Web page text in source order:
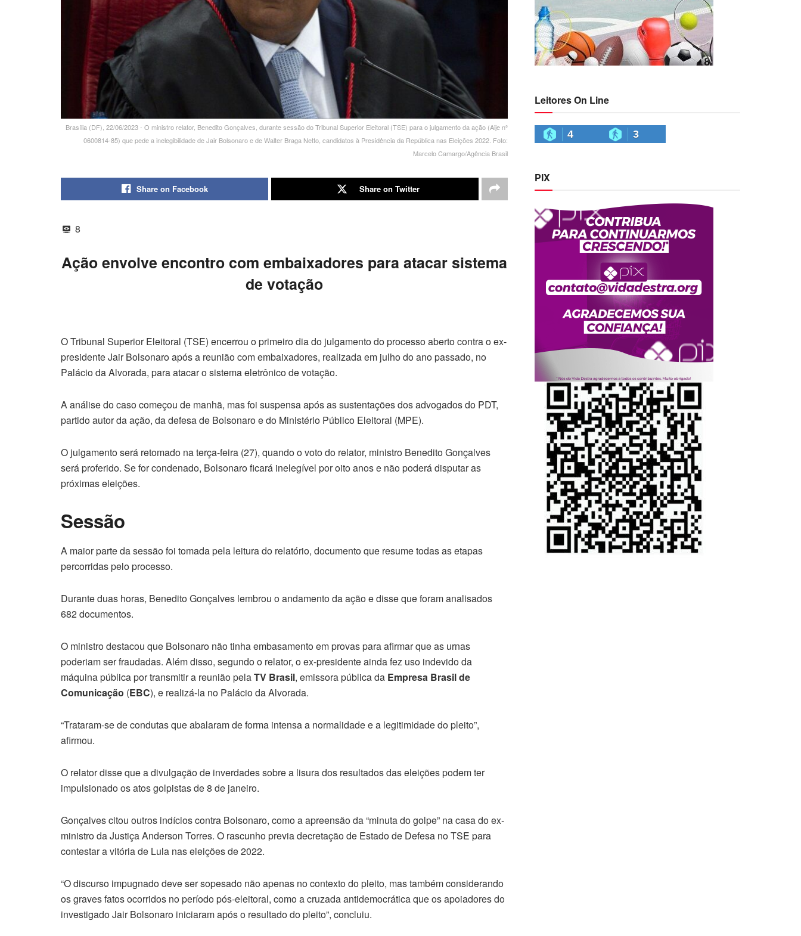
Brasília (DF), 22/06/2023 - O ministro relator, Benedito Gonçalves, durante sessão do Tribunal Superior Eleitoral (TSE) para o julgamento da ação (Aije nº
0600814-85) que pede a inelegibilidade de Jair Bolsonaro e de Walter Braga Netto, candidatos à Presidência da República nas Eleições 2022. Foto:
Marcelo Camargo/Agência Brasil
Share on Facebook Share on Twitter
8
Ação envolve encontro com embaixadores para atacar sistema
de votação
O Tribunal Superior Eleitoral (TSE) encerrou o primeiro dia do julgamento do processo aberto contra o ex-
presidente Jair Bolsonaro após a reunião com embaixadores, realizada em julho do ano passado, no
Palácio da Alvorada, para atacar o sistema eletrônico de votação.
A análise do caso começou de manhã, mas foi suspensa após as sustentações dos advogados do PDT,
partido autor da ação, da defesa de Bolsonaro e do Ministério Público Eleitoral (MPE).
O julgamento será retomado na terça-feira (27), quando o voto do relator, ministro Benedito Gonçalves
será proferido. Se for condenado, Bolsonaro ficará inelegível por oito anos e não poderá disputar as
próximas eleições.
Sessão
A maior parte da sessão foi tomada pela leitura do relatório, documento que resume todas as etapas
percorridas pelo processo.
Durante duas horas, Benedito Gonçalves lembrou o andamento da ação e disse que foram analisados
682 documentos.
O ministro destacou que Bolsonaro não tinha embasamento em provas para afirmar que as urnas
poderiam ser fraudadas. Além disso, segundo o relator, o ex-presidente ainda fez uso indevido da
máquina pública por transmitir a reunião pelaTV Brasil, emissora pública da Empresa Brasil de
Comunicação (EBC), e realizá-la no Palácio da Alvorada.
“Trataram-se de condutas que abalaram de forma intensa a normalidade e a legitimidade do pleito”,
afirmou.
O relator disse que a divulgação de inverdades sobre a lisura dos resultados das eleições podem ter
impulsionado os atos golpistas de 8 de janeiro.
Gonçalves citou outros indícios contra Bolsonaro, como a apreensão da “minuta do golpe” na casa do ex-
ministro da Justiça Anderson Torres. O rascunho previa decretação de Estado de Defesa no TSE para
contestar a vitória de Lula nas eleições de 2022.
“O discurso impugnado deve ser sopesado não apenas no contexto do pleito, mas também considerando
os graves fatos ocorridos no período pós-eleitoral, como a cruzada antidemocrática que os apoiadores do
investigado Jair Bolsonaro iniciaram após o resultado do pleito”, concluiu.
Leitores On Line
4 3
PIX